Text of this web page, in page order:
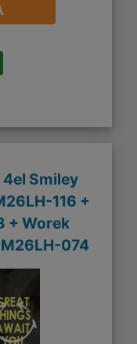
Smiley
116 +
+ Worek
074